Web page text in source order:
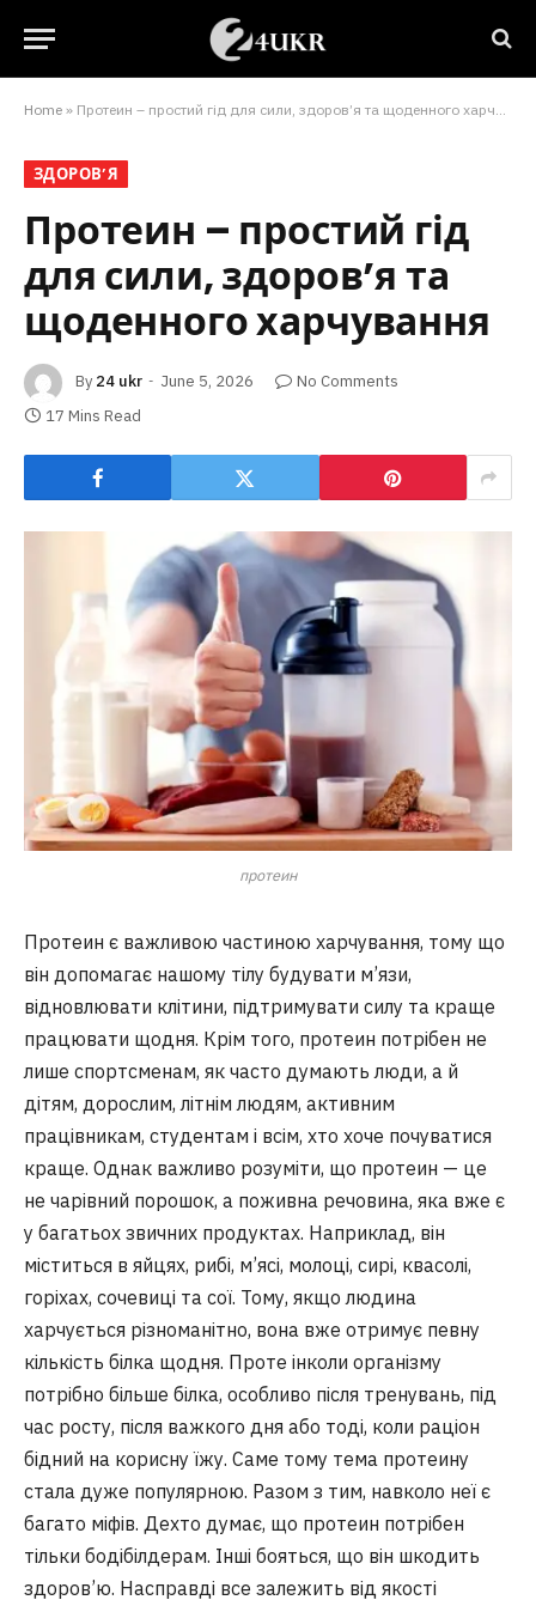
Home » Протеин – простий гід для сили, здоров’я та щоденного харчування
ЗДОРОВ’Я
Протеин – простий гід
для сили, здоров’я та
щоденного харчування
By 24 ukr June 5, 2026
No Comments
17 Mins Read
протеин
Протеин є важливою частиною харчування, тому що
він допомагає нашому тілу будувати м’язи,
відновлювати клітини, підтримувати силу та краще
працювати щодня. Крім того, протеин потрібен не
лише спортсменам, як часто думають люди, а й
дітям, дорослим, літнім людям, активним
працівникам, студентам і всім, хто хоче почуватися
краще. Однак важливо розуміти, що протеин — це
не чарівний порошок, а поживна речовина, яка вже є
у багатьох звичних продуктах. Наприклад, він
міститься в яйцях, рибі, м’ясі, молоці, сирі, квасолі,
горіхах, сочевиці та сої. Тому, якщо людина
харчується різноманітно, вона вже отримує певну
кількість білка щодня. Проте інколи організму
потрібно більше білка, особливо після тренувань, під
час росту, після важкого дня або тоді, коли раціон
бідний на корисну їжу. Саме тому тема протеину
стала дуже популярною. Разом з тим, навколо неї є
багато міфів. Дехто думає, що протеин потрібен
тільки бодібілдерам. Інші бояться, що він шкодить
здоров’ю. Насправді все залежить від якості